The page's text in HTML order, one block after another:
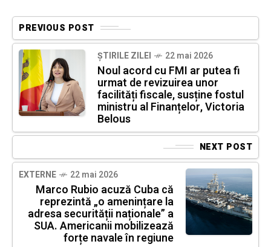
PREVIOUS POST
ȘTIRILE ZILEI 22 mai 2026
Noul acord cu FMI ar putea fi
urmat de revizuirea unor
facilități fiscale, susține fostul
ministru al Finanțelor, Victoria
Belous
NEXT POST
EXTERNE 22 mai 2026
Marco Rubio acuză Cuba că
reprezintă „o amenințare la
adresa securității naționale” a
SUA. Americanii mobilizează
forțe navale în regiune